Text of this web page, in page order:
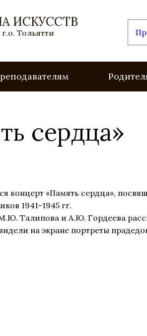
ИСКУССТВ
Тольятти
сердца»
концерт «Память сердца»,
1941-1945 гг.
Талипова и А.Ю. Гордеева
на экране портреты